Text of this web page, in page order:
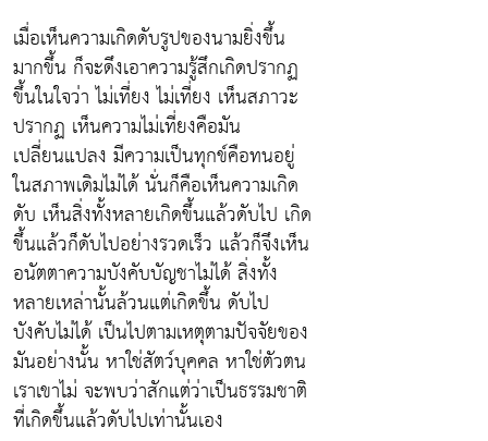
เมื่อเห็นความเกิดดับรูปของนามยิ่งขึ้น
มากขึ้น ก็จะดึงเอาความรู้สึกเกิดปรากฏ
ขึ้นในใจว่า ไม่เที่ยง ไม่เที่ยง เห็นสภาวะ
ปรากฏ เห็นความไม่เที่ยงคือมัน
เปลี่ยนแปลง มีความเป็นทุกข์คือทนอยู่
ในสภาพเดิมไม่ได้ นั่นก็คือเห็นความเกิด
ดับ เห็นสิ่งทั้งหลายเกิดขึ้นแล้วดับไป เกิด
ขึ้นแล้วก็ดับไปอย่างรวดเร็ว แล้วก็จึงเห็น
อนัตตาความบังคับบัญชาไม่ได้ สิ่งทั้ง
หลายเหล่านั้นล้วนแต่เกิดขึ้น ดับไป
บังคับไม่ได้ เป็นไปตามเหตุตามปัจจัยของ
มันอย่างนั้น หาใช่สัตว์บุคคล หาใช่ตัวตน
เราเขาไม่ จะพบว่าสักแต่ว่าเป็นธรรมชาติ
ที่เกิดขึ้นแล้วดับไปเท่านั้นเอง